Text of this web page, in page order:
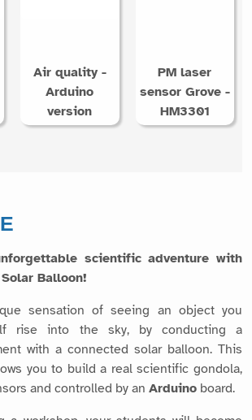
Air quality -
Arduino
version
PM laser
sensor Grove -
HM3301
scientific adventure with
Balloon!
sensation of seeing an object you
rise into the sky, by conducting a
with a connected solar balloon. This
you to build a real scientific gondola,
and controlled by an Arduino board.